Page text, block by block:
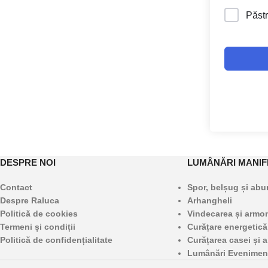
DESPRE NOI
Contact
Despre Raluca
Politică de cookies
Termeni și condiții
Politică de confidențialitate
LUMÂNĂRI
Spor, belșug și
Arhangheli
Vindecarea și
Curățare
Curățarea casei și
Lumânări